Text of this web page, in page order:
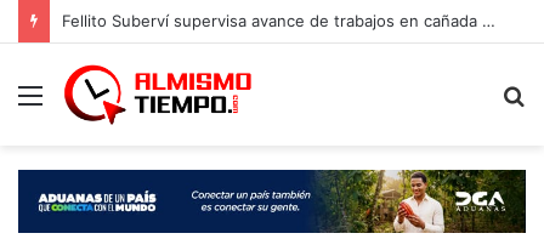
Fellito Suberví supervisa avance de trabajos en cañada Juan Valdez y Los Girasoles en el DN
Menú